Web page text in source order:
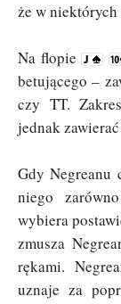
że w niektórych
Na flopie
betującego –
czy TT.
jednak
Gdy Negreanu
niego
wybiera
zmusza
rękami.
uznaje za